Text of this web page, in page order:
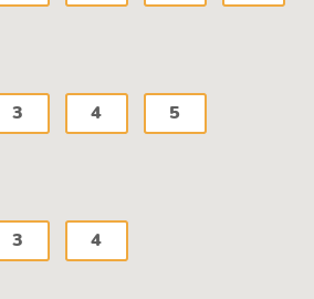
3 4 5
3 4